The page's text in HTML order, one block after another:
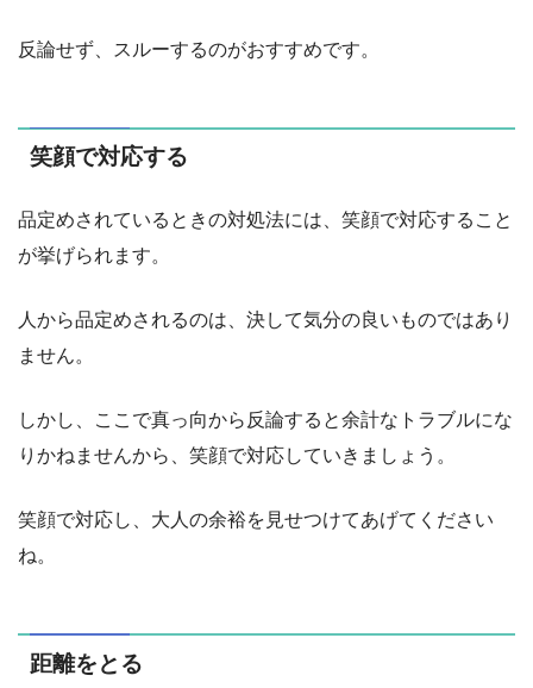
反論せず、スルーするのがおすすめです。
笑顔で対応する
品定めされているときの対処法には、笑顔で対応すること
が挙げられます。
人から品定めされるのは、決して気分の良いものではあり
ません。
しかし、ここで真っ向から反論すると余計なトラブルにな
りかねませんから、笑顔で対応していきましょう。
笑顔で対応し、大人の余裕を見せつけてあげてください
ね。
距離をとる